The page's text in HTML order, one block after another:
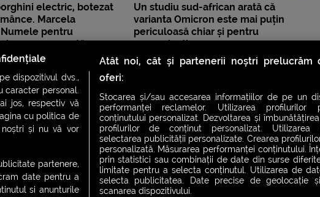
electric, botezat
Marcela
Numele pentru
cere o rezonață
agresivitate
Un studiu sud-african arată că
varianta Omicron este mai puțin
periculoasă chiar și pentru
nevaccinați
dispozitivul dvs.,
caracter personal.
jos, respectiv vă
cu politica de
și nu vă vor
partenere,
date pentru a
si anunturile
Atât noi, cât și partenerii noștri prelucrăm
oferi:
Stocarea și/sau accesarea informațiilor de pe un
performanței reclamelor. Utilizarea profilurilor
conținutului personalizat. Dezvoltarea și
profilurilor de conținut personalizat. Utilizarea
selectarea publicității personalizate. Crearea
personalizată. Măsurarea performanței conținutului.
prin statistici sau combinații de date din surse
limitate pentru a selecta conținutul. Utilizarea de
selecta publicitatea. Date precise de geolocație
scanarea dispozitivului.